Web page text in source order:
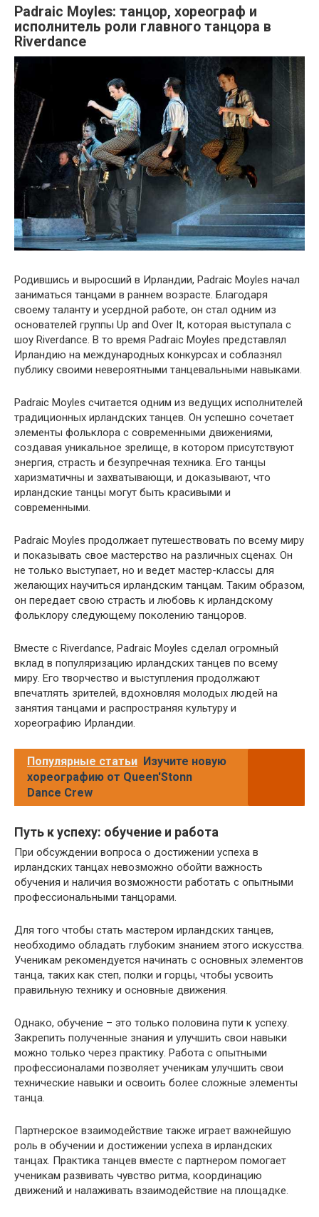
Padraic Moyles: танцор, хореограф и
исполнитель роли главного танцора в
Riverdance
Родившись и выросший в Ирландии, Padraic Moyles начал
заниматься танцами в раннем возрасте. Благодаря
своему таланту и усердной работе, он стал одним из
основателей группы Up and Over It, которая выступала с
шоу Riverdance. В то время Padraic Moyles представлял
Ирландию на международных конкурсах и соблазнял
публику своими невероятными танцевальными навыками.
Padraic Moyles считается одним из ведущих исполнителей
традиционных ирландских танцев. Он успешно сочетает
элементы фольклора с современными движениями,
создавая уникальное зрелище, в котором присутствуют
энергия, страсть и безупречная техника. Его танцы
харизматичны и захватывающи, и доказывают, что
ирландские танцы могут быть красивыми и
современными.
Padraic Moyles продолжает путешествовать по всему миру
и показывать свое мастерство на различных сценах. Он
не только выступает, но и ведет мастер-классы для
желающих научиться ирландским танцам. Таким образом,
он передает свою страсть и любовь к ирландскому
фольклору следующему поколению танцоров.
Вместе с Riverdance, Padraic Moyles сделал огромный
вклад в популяризацию ирландских танцев по всему
миру. Его творчество и выступления продолжают
впечатлять зрителей, вдохновляя молодых людей на
занятия танцами и распространяя культуру и
хореографию Ирландии.
Популярные статьи Изучите новую
хореографию от Queen'Stonn
Dance Crew
Путь к успеху: обучение и работа
При обсуждении вопроса о достижении успеха в
ирландских танцах невозможно обойти важность
обучения и наличия возможности работать с опытными
профессиональными танцорами.
Для того чтобы стать мастером ирландских танцев,
необходимо обладать глубоким знанием этого искусства.
Ученикам рекомендуется начинать с основных элементов
танца, таких как степ, полки и горцы, чтобы усвоить
правильную технику и основные движения.
Однако, обучение – это только половина пути к успеху.
Закрепить полученные знания и улучшить свои навыки
можно только через практику. Работа с опытными
профессионалами позволяет ученикам улучшить свои
технические навыки и освоить более сложные элементы
танца.
Партнерское взаимодействие также играет важнейшую
роль в обучении и достижении успеха в ирландских
танцах. Практика танцев вместе с партнером помогает
ученикам развивать чувство ритма, координацию
движений и налаживать взаимодействие на площадке.